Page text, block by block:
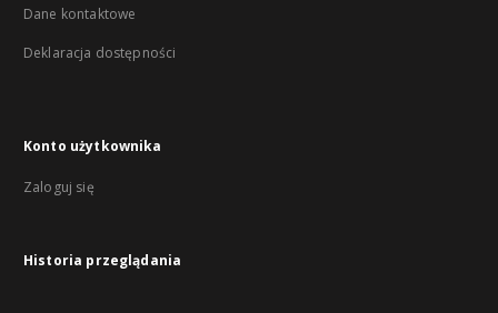
Dane kontaktowe
Deklaracja dostępności
Konto użytkownika
Zaloguj się
Historia przeglądania